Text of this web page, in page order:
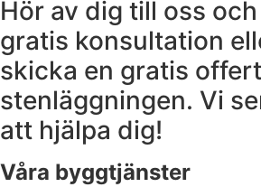
Hör av dig till oss
gratis konsultation
skicka en gratis
stenläggningen. Vi
att hjälpa dig!
Våra byggtjänster